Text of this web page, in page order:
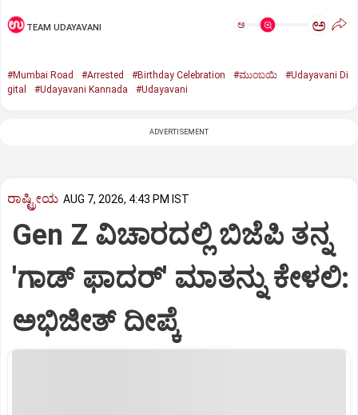
TEAM UDAYAVANI ಅ ಅ
#Mumbai Road #Arrested #Birthday Celebration #ಮುಂಬಯಿ
#Udayavani Di
gital
#Udayavani Kannada #Udayavani
ADVERTISEMENT
ರಾಷ್ಟ್ರೀಯ AUG 7, 2026, 4:43 PM IST
Gen Z ವಿಚಾರದಲ್ಲಿ ಬಿಜೆಪಿ ತನ್ನ
'ಗಾಡ್ ಫಾದರ್' ಮಾತನ್ನು ಕೇಳಲಿ:
ಅಭಿಜೀತ್ ದೀಪ್ಕೆ